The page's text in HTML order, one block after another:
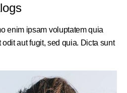
enim ipsam voluptatem quia
aut fugit, sed quia. Dicta sunt